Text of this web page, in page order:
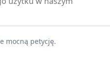
mocną petycję.